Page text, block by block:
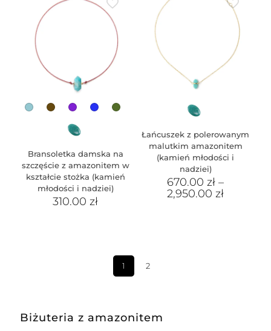
Bransoletka damska na
szczęście z amazonitem w
kształcie stożka (kamień
młodości i nadziei)
310.00zł
Łańcuszek z polerowanym
malutkim amazonitem
(kamień młodości i
nadziei)
670.00zł –
2,950.00zł
1 2
Biżuteria z amazonitem